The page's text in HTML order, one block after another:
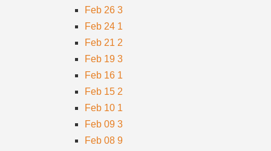
Feb 26 3
Feb 24 1
Feb 21 2
Feb 19 3
Feb 16 1
Feb 15 2
Feb 10 1
Feb 09 3
Feb 08 9